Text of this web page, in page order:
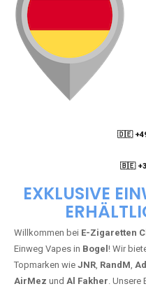
🇩🇪 +49
🇧🇪
EXKLUSIVE
Willkommen bei E-Zigaretten
Einweg Vapes in Bogel ! Wir
Topmarken wie JNR, RandM,
AirMez und Al Fakher. Unsere